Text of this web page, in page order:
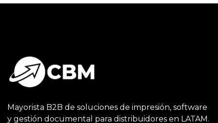
Mayorista B2B de soluciones de impresión, software
y gestión documental para distribuidores en LATAM.